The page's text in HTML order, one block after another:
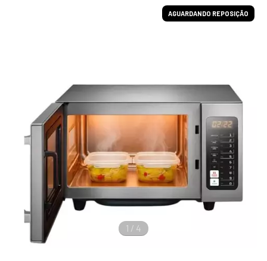
AGUARDANDO REPOSIÇÃO
1 / 4